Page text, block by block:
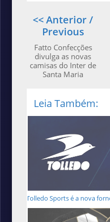
<< Anterior /
Previous
Fatto Confecções
divulga as novas
camisas do Inter de
Santa Maria
Leia Também:
Tolledo Sports é a nova